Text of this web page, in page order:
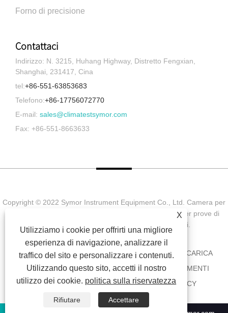
Forno di precisione
Contattaci
Indirizzo: N. 3215, Huhang Highway, Distretto Fengxian,
Shanghai, 231417, Cina
tel:+86-551-63853683
Telefono:+86-17756072770
E-mail: sales@climatestsymor.com
Fax: +86-551-8663633
Copyright © 2022 Symor Instrument Equipment Co., Ltd. Camera per
prove ambientali, cabina elettronica a secco, camera per prove di
invecchiamento accelerato Tutti i diritti riservati.
CASA CHI SIAMO PRODOTTI NOTIZIA
SCARICA
INVIA RICHIESTA
CONTATTACI
COLLEGAMENTI
SITEMAP
RSS XML PRIVACY POLICY
X
Utilizziamo i cookie per offrirti una migliore
esperienza di navigazione, analizzare il
traffico del sito e personalizzare i contenuti.
Utilizzando questo sito, accetti il ​​nostro
utilizzo dei cookie. politica sulla riservatezza
Rifiutare
Accettare